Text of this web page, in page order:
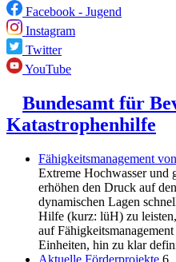
Facebook - Jugend
Instagram
Twitter
YouTube
Bundesamt für
Katastrophenhilfe
Fähigkeitsmanagement
Extreme Hochwasser und
erhöhen den Druck auf
dynamischen Lagen
Hilfe (kurz: lüH) zu
auf
Einheiten, hin zu klar
Aktuelle Förderprojekte 6.